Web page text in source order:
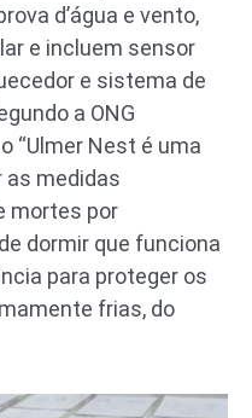
d’água e vento,
e incluem sensor
e sistema de
a ONG
“Ulmer Nest é uma
medidas
mortes por
dormir que funciona
para proteger os
frias, do